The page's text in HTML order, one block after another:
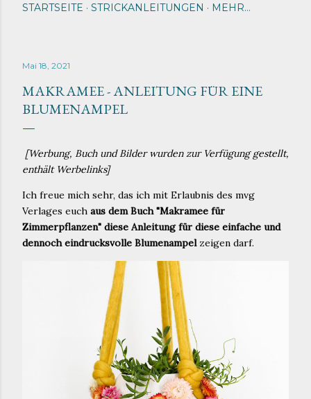
STARTSEITE STRICKANLEITUNGEN MEHR…
Mai 18, 2021
MAKRAMEE - ANLEITUNG FÜR EINE
BLUMENAMPEL
[Werbung, Buch und Bilder wurden zur Verfügung gestellt,
enthält Werbelinks]
Ich freue mich sehr, das ich mit Erlaubnis des mvg
Verlages euch aus dem Buch "Makramee für
Zimmerpflanzen" diese Anleitung für diese einfache und
dennoch eindrucksvolle Blumenampelzeigen darf.